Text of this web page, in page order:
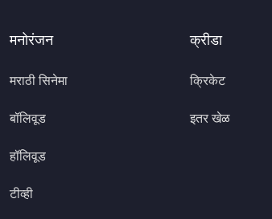
मनोरंजन
मराठी सिनेमा
बॉलिवूड
हॉलिवूड
टीव्ही
क्रीडा
क्रिकेट
इतर खेळ